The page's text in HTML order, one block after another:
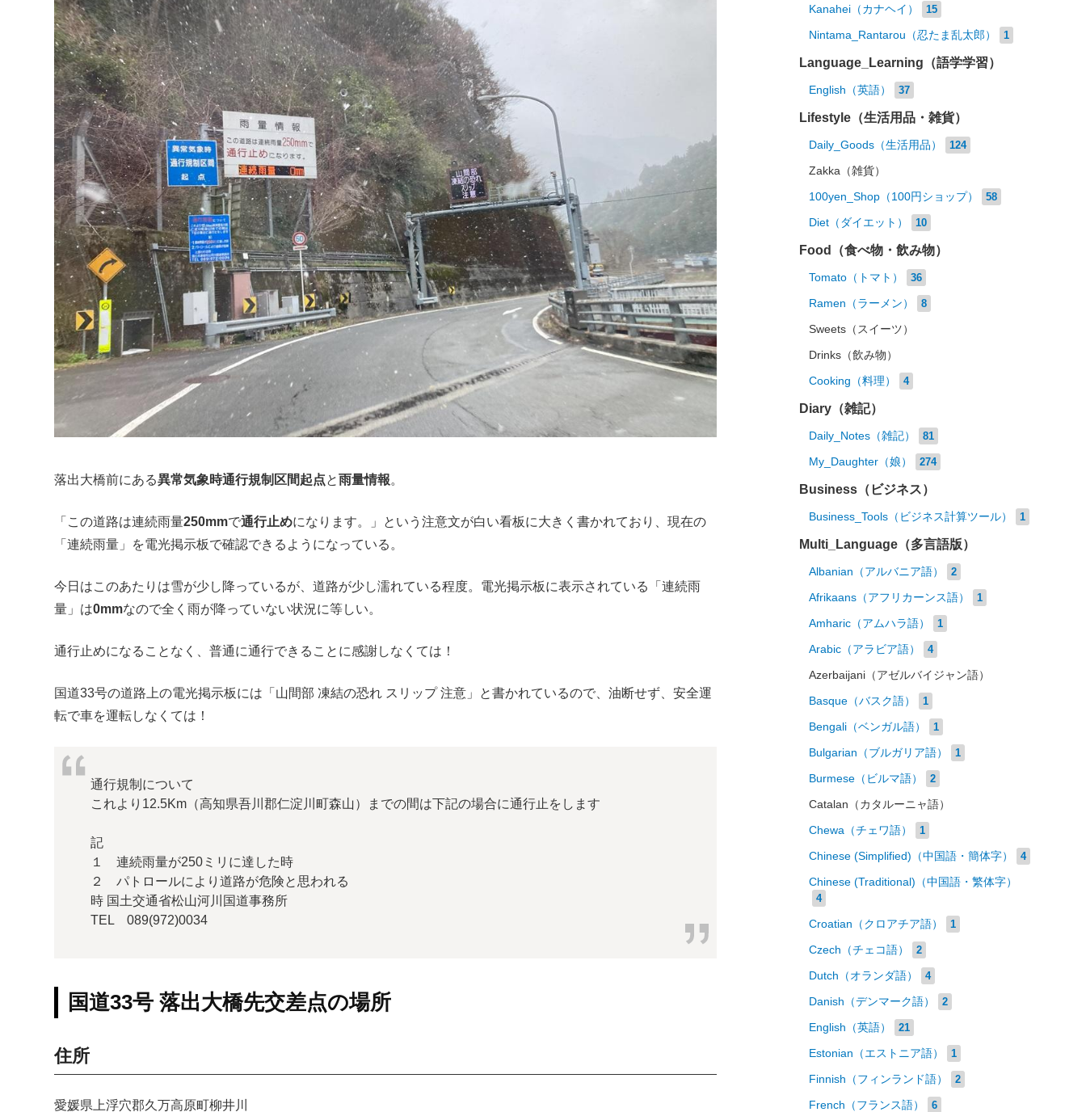
落出大橋前にある異常気象時通行規制区間起点と雨量情報。
「この道路は連続雨量250mmで通行止めになります。」という注意文が白い看板に大きく書かれており、現在の
「連続雨量」を電光掲示板で確認できるようになっている。
今日はこのあたりは雪が少し降っているが、道路が少し濡れている程度。電光掲示板に表示されている「連続雨
量」は0mmなので全く雨が降っていない状況に等しい。
通行止めになることなく、普通に通行できることに感謝しなくては！
国道33号の道路上の電光掲示板には「山間部 凍結の恐れ スリップ 注意」と書かれているので、油断せず、安全運
転で車を運転しなくては！
通行規制について
これより12.5Km（高知県吾川郡仁淀川町森山）までの間は下記の場合に通行止をします
記
１ 連続雨量が250ミリに達した時
２ パトロールにより道路が危険と思われる
時 国土交通省松山河川国道事務所
TEL 089(972)0034
国道33号 落出大橋先交差点の場所
住所
愛媛県上浮穴郡久万高原町柳井川
Kanahei（カナヘイ） 15
Nintama_Rantarou（忍たま乱太郎） 1
Language_Learning（語学学習）
English（英語） 37
Lifestyle（生活用品・雑貨）
Daily_Goods（生活用品） 124
Zakka（雑貨）
100yen_Shop（100円ショップ） 58
Diet（ダイエット） 10
Food（食べ物・飲み物）
Tomato（トマト） 36
Ramen（ラーメン） 8
Sweets（スイーツ）
Drinks（飲み物）
Cooking（料理） 4
Diary（雑記）
Daily_Notes（雑記） 81
My_Daughter（娘） 274
Business（ビジネス）
Business_Tools（ビジネス計算ツール） 1
Multi_Language（多言語版）
Albanian（アルバニア語） 2
Afrikaans（アフリカーンス語） 1
Amharic（アムハラ語） 1
Arabic（アラビア語） 4
Azerbaijani（アゼルバイジャン語）
Basque（バスク語） 1
Bengali（ベンガル語） 1
Bulgarian（ブルガリア語） 1
Burmese（ビルマ語） 2
Catalan（カタルーニャ語）
Chewa（チェワ語） 1
Chinese (Simplified)（中国語・簡体字） 4
Chinese (Traditional)（中国語・繁体字）
4
Croatian（クロアチア語） 1
Czech（チェコ語） 2
Dutch（オランダ語） 4
Danish（デンマーク語） 2
English（英語） 21
Estonian（エストニア語） 1
Finnish（フィンランド語） 2
French（フランス語） 6